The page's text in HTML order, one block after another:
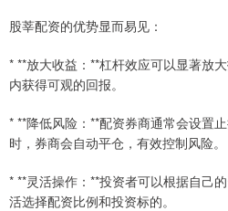
股莘配资的优势显而易见：
* **放大收益：**杠杆效应可以显著放
内获得可观的回报。
* **降低风险：**配资券商通常会设置
时，券商会自动平仓，有效控制风险。
* **灵活操作：**投资者可以根据自己
活选择配资比例和投资标的。